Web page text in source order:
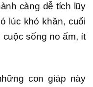
càng dễ tích lũy
lúc khó khăn, cuối
sống no ấm, ít
con giáp này